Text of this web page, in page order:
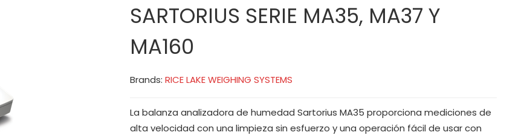
SARTORIUS SERIE MA35, MA37 Y
MA160
Brands: RICE LAKE WEIGHING SYSTEMS
La balanza analizadora de humedad Sartorius MA35 proporciona mediciones de
alta velocidad con una limpieza sin esfuerzo y una operación fácil de usar con